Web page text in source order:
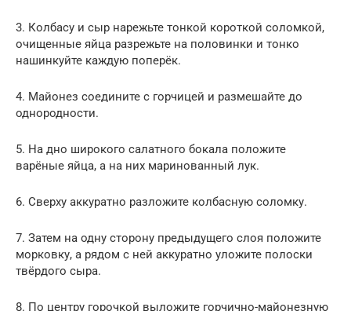
3. Колбасу и сыр нарежьте тонкой короткой соломкой,
очищенные яйца разрежьте на половинки и тонко
нашинкуйте каждую поперёк.
4. Майонез соедините с горчицей и размешайте до
однородности.
5. На дно широкого салатного бокала положите
варёные яйца, а на них маринованный лук.
6. Сверху аккуратно разложите колбасную соломку.
7. Затем на одну сторону предыдущего слоя положите
морковку, а рядом с ней аккуратно уложите полоски
твёрдого сыра.
8. По центру горочкой выложите горчично-майонезную